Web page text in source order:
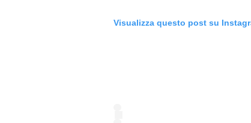
Visualizza questo post su